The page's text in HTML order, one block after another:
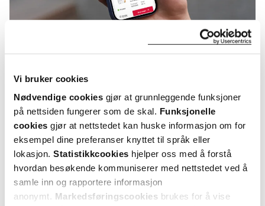
Vi bruker cookies
Nødvendige cookies gjør at grunnleggende funksjoner
på nettsiden fungerer som de skal. Funksjonelle
cookies gjør at nettstedet kan huske informasjon om for
eksempel dine preferanser knyttet til språk eller
lokasjon. Statistikkcookies hjelper oss med å forstå
hvordan besøkende kommuniserer med nettstedet ved å
samle inn og rapportere informasjon
anonymt. Markedsføringscookies brukes for å vise
KUNDEANMELDELSER
5 anmeldelser
5 stjerner
4 stjerner 2